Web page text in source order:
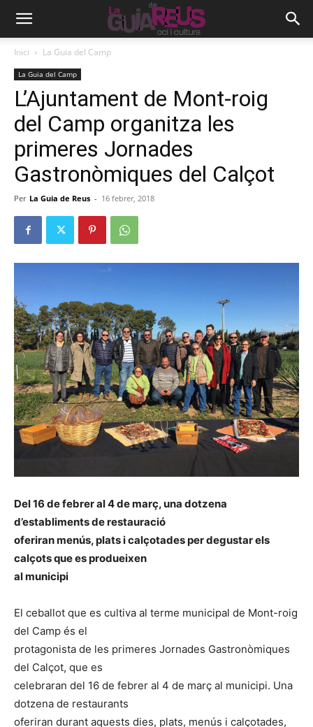
Inici La Guia del Camp
La Guia del Camp
L’Ajuntament de Mont-roig
del Camp organitza les
primeres Jornades
Gastronòmiques del Calçot
Per La Guia de Reus - 16 febrer, 2018
Del 16 de febrer al 4 de març, una dotzena
d’establiments de restauració
oferiran menús, plats i calçotades per degustar els
calçots que es produeixen
al municipi
El ceballot que es cultiva al terme municipal de Mont-roig
del Camp és el
protagonista de les primeres Jornades Gastronòmiques
del Calçot, que es
celebraran del 16 de febrer al 4 de març al municipi. Una
dotzena de restaurants
oferiran durant aquests dies, plats, menús i calçotades,